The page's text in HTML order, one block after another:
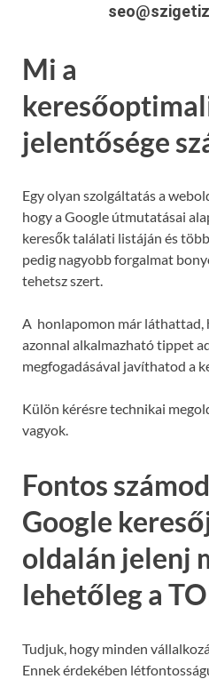
Mi a
jelentősége
Egy olyan szolgáltatás a
hogy a Google útmutatásai
keresők találati listáján és
pedig nagyobb forgalmat
tehetsz szert.
A honlapomon már láthattad,
azonnal alkalmazható tippet
megfogadásával javíthatod a
Külön kérésre technikai
vagyok.
Fontos
Google
oldalán jelenj
lehetőleg a
Tudjuk, hogy minden
Ennek érdekében